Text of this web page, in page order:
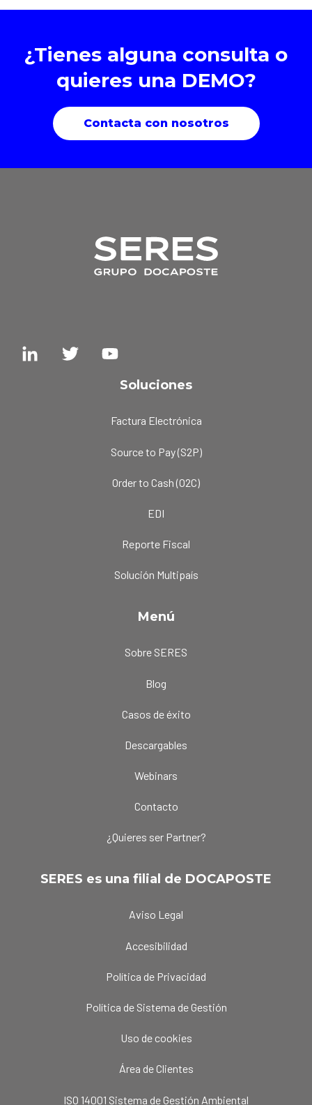
¿Tienes alguna consulta o
quieres una DEMO?
Contacta con nosotros
Soluciones
Factura Electrónica
Source to Pay (S2P)
Order to Cash (O2C)
EDI
Reporte Fiscal
Solución Multipaís
Menú
Sobre SERES
Blog
Casos de éxito
Descargables
Webinars
Contacto
¿Quieres ser Partner?
SERES es una filial de DOCAPOSTE
Aviso Legal
Accesibilidad
Política de Privacidad
Política de Sistema de Gestión
Uso de cookies
Área de Clientes
ISO 14001 Sistema de Gestión Ambiental